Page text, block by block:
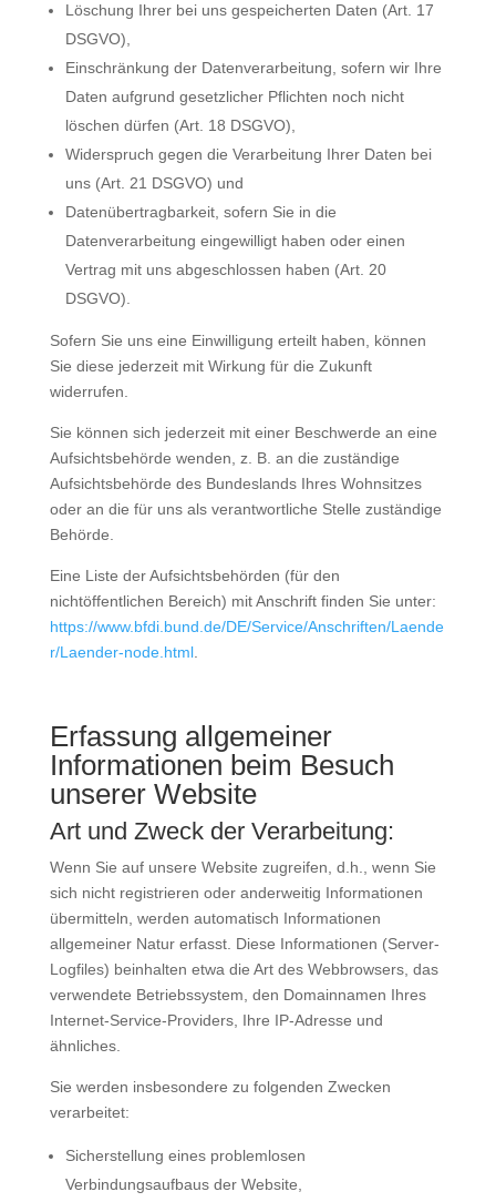
Löschung Ihrer bei uns gespeicherten Daten (Art. 17
DSGVO),
Einschränkung der Datenverarbeitung, sofern wir Ihre
Daten aufgrund gesetzlicher Pflichten noch nicht
löschen dürfen (Art. 18 DSGVO),
Widerspruch gegen die Verarbeitung Ihrer Daten bei
uns (Art. 21 DSGVO) und
Datenübertragbarkeit, sofern Sie in die
Datenverarbeitung eingewilligt haben oder einen
Vertrag mit uns abgeschlossen haben (Art. 20
DSGVO).
Sofern Sie uns eine Einwilligung erteilt haben, können
Sie diese jederzeit mit Wirkung für die Zukunft
widerrufen.
Sie können sich jederzeit mit einer Beschwerde an eine
Aufsichtsbehörde wenden, z. B. an die zuständige
Aufsichtsbehörde des Bundeslands Ihres Wohnsitzes
oder an die für uns als verantwortliche Stelle zuständige
Behörde.
Eine Liste der Aufsichtsbehörden (für den
nichtöffentlichen Bereich) mit Anschrift finden Sie unter:
https://www.bfdi.bund.de/DE/Service/Anschriften/Laende
r/Laender-node.html.
Erfassung allgemeiner
Informationen beim Besuch
unserer Website
Art und Zweck der Verarbeitung:
Wenn Sie auf unsere Website zugreifen, d.h., wenn Sie
sich nicht registrieren oder anderweitig Informationen
übermitteln, werden automatisch Informationen
allgemeiner Natur erfasst. Diese Informationen (Server-
Logfiles) beinhalten etwa die Art des Webbrowsers, das
verwendete Betriebssystem, den Domainnamen Ihres
Internet-Service-Providers, Ihre IP-Adresse und
ähnliches.
Sie werden insbesondere zu folgenden Zwecken
verarbeitet:
Sicherstellung eines problemlosen
Verbindungsaufbaus der Website,